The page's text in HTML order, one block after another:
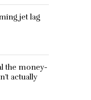
jet lag
the money-
actually